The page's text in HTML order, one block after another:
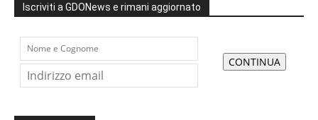
Iscriviti a GDONews e rimani aggiornato